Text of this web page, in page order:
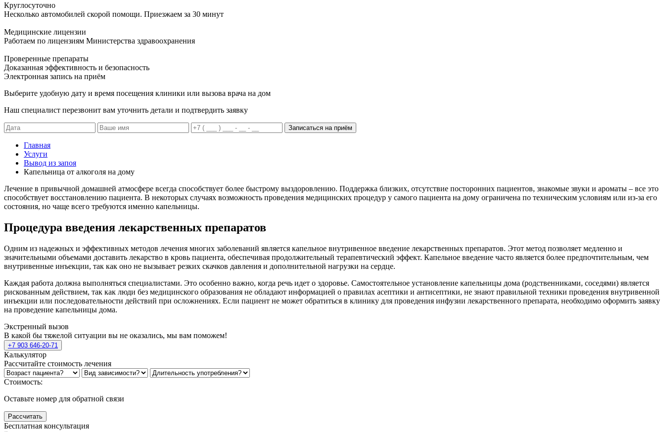
Круглосуточно
Несколько автомобилей скорой помощи. Приезжаем за 30 минут
Медицинские лицензии
Работаем по лицензиям Министерства здравоохранения
Проверенные препараты
Доказанная эффективность и безопасность
Электронная запись на приём
Выберите удобную дату и время посещения клиники или вызова врача на дом
Наш специалист перезвонит вам уточнить детали и подтвердить заявку
Записаться на приём
Главная
Услуги
Вывод из запоя
Капельница от алкоголя на дому
Лечение в привычной домашней атмосфере всегда способствует более быстрому выздоровлению. Поддержка близких, отсутствие посторонних пациентов, знакомые звуки и ароматы – все это
способствует восстановлению пациента. В некоторых случаях возможность проведения медицинских процедур у самого пациента на дому ограничена по техническим условиям или из-за его
состояния, но чаще всего требуются именно капельницы.
Процедура введения лекарственных препаратов
Одним из надежных и эффективных методов лечения многих заболеваний является капельное внутривенное введение лекарственных препаратов. Этот метод позволяет медленно и
значительными объемами доставить лекарство в кровь пациента, обеспечивая продолжительный терапевтический эффект. Капельное введение часто является более предпочтительным, чем
внутривенные инъекции, так как оно не вызывает резких скачков давления и дополнительной нагрузки на сердце.
Каждая работа должна выполняться специалистами. Это особенно важно, когда речь идет о здоровье. Самостоятельное установление капельницы дома (родственниками, соседями) является
рискованным действием, так как люди без медицинского образования не обладают информацией о правилах асептики и антисептики, не знают правильной техники проведения внутривенной
инъекции или последовательности действий при осложнениях. Если пациент не может обратиться в клинику для проведения инфузии лекарственного препарата, необходимо оформить заявку
на проведение капельницы дома.
Экстренный вызов
В какой бы тяжелой ситуации вы не оказались, мы вам поможем!
+7 903 646-20-71
Калькулятор
Рассчитайте стоимость лечения
Стоимость:
Оставьте номер для обратной связи
Рассчитать
Бесплатная консультация